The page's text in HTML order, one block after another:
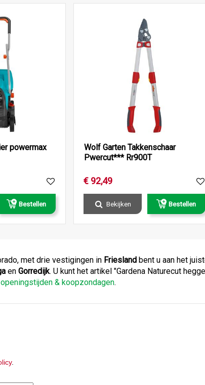
powermax
Bestellen
Wolf Garten Takkenschaar
Pwercut*** Rr900T
€ 92,49
Bekijken Bestellen
met drie vestigingen in Friesland bent u aan het
en Gorredijk. U kunt het artikel "Gardena Naturecut
& koopzondagen.
.